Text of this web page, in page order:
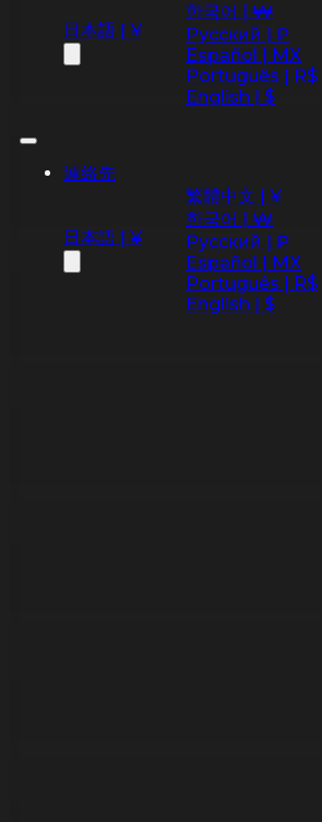
日本語 | ¥
한국어 | ₩
Русский | ₽
Español | MX
Português | R$
English | $
連絡先
日本語 | ¥
繁體中文 | ¥
한국어 | ₩
Русский | ₽
Español | MX
Português | R$
English | $